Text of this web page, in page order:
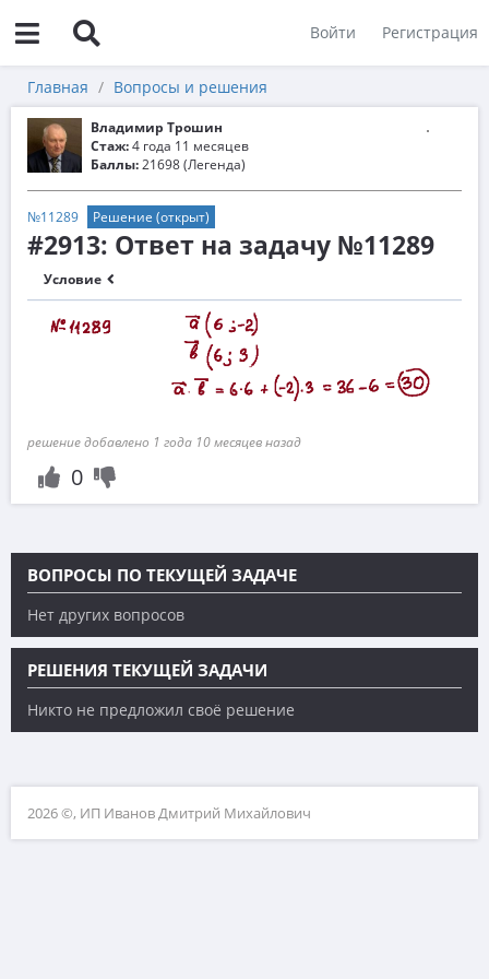
Войти Регистрация
Главная Вопросы и решения
Владимир Трошин
Стаж:4 года 11 месяцев
Баллы:21698 (Легенда)
№11289 Решение (открыт)
#2913: Ответ на задачу №11289
Условие
решение добавлено 1 года 10 месяцев назад
0
ВОПРОСЫ ПО ТЕКУЩЕЙ ЗАДАЧЕ
Нет других вопросов
РЕШЕНИЯ ТЕКУЩЕЙ ЗАДАЧИ
Никто не предложил своё решение
2026 ©, ИП Иванов Дмитрий Михайлович